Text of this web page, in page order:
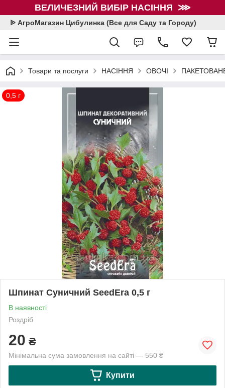
ВЕЛИЧЕЗНИЙ ВИБІР НАСІННЯ ⋙
ᐉ АгроМагазин Цибулинка (Все для Саду та Городу)
Товари та послуги НАСІННЯ ОВОЧІ
0,5 г
Шпинат Суничний SeedEra 0,5 г
В наявності
Роздріб
20 ₴
Мінімальна сума замовлення на сайті — 550 ₴
Купити